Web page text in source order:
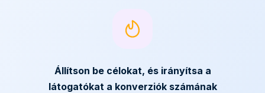
Állítson be célokat, és irányítsa a
látogatókat a konverziók számának